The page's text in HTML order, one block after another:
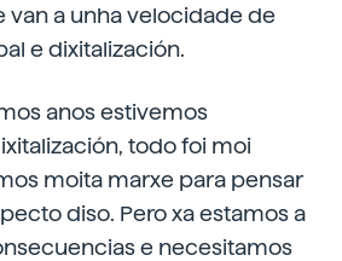
van a unha velocidade de
e dixitalización.
anos estivemos
todo foi moi
moita marxe para pensar
diso. Pero xa estamos a
e necesitamos